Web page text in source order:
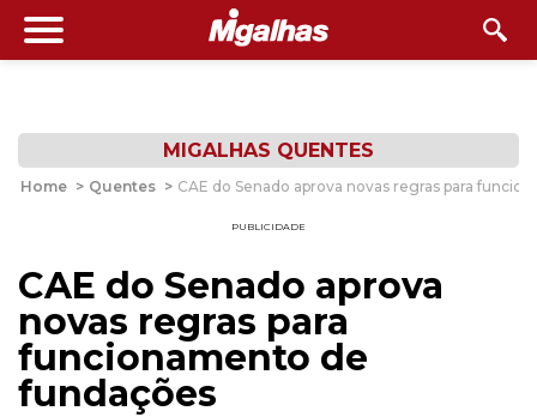
MIGALHAS QUENTES
Home > Quentes > CAE do Senado aprova novas regras para
PUBLICIDADE
CAE do Senado aprova
novas regras para
funcionamento de
fundações